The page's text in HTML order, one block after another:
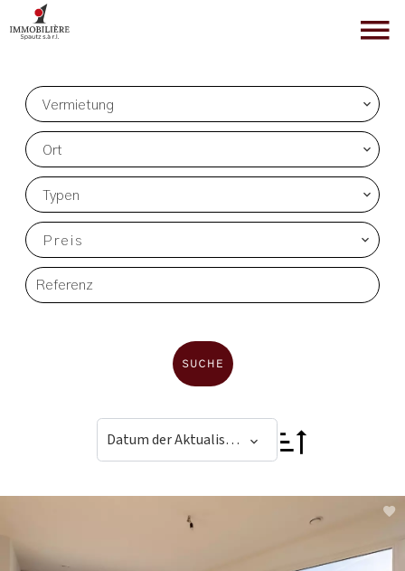
Vermietung
Ort
Typen
Preis
SUCHE
Datum der Aktualisierung